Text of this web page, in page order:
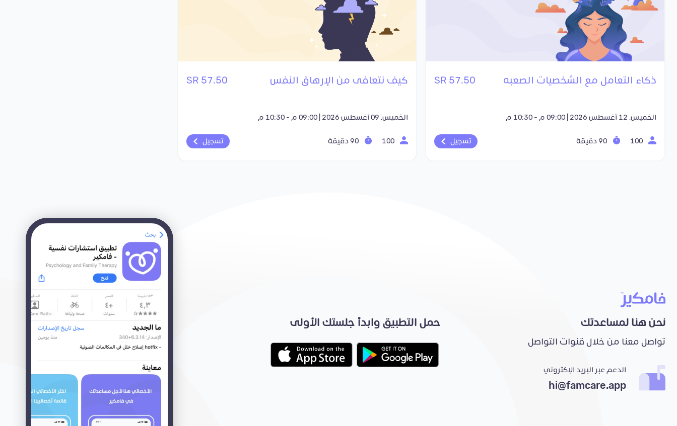
ذكاء التعامل مع الشخصيات الصعبه 57.50 SR
الخميس, 12 أغسطس 2026 | 09:00 م - 10:30 م
تسجيل
كيف نتعافى من الإرهاق النفس 57.50 SR
الخميس, 09 أغسطس 2026 | 09:00 م - 10:30 م
تسجيل
نحن هنا لمساعدتك
تواصل معنا من خلال قنوات التواصل
الدعم عبر البريد الإكتروني
hi@famcare.app
حمل التطبيق وابدأ جلستك الأولى